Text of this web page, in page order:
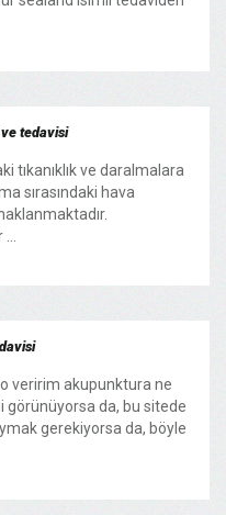
tedavisi
tıkanıklık ve daralmalara
sırasındaki hava
veririm akupunktura ne
görünüyorsa da, bu sitede
gerekiyorsa da, böyle